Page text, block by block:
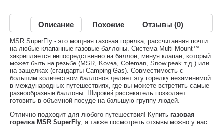
Описание Похожие Отзывы (0)
MSR SuperFly - это мощная газовая горелка, рассчитанная почти
на любые клапанные газовые баллоны. Система Multi-Моunt™
закрепляется непосредственно на баллон, минуя клапан, который
может быть на резьбе (MSR, Kovea, Coleman, Snow peak т.д.) или
на защелках (стандарты Camping Gas). Совместимость с
большим количеством баллонов делает эту горелку незаменимой
в международных путешествиях, где вы можете встретить самые
разнообразные баллоны. Широкий рассекатель позволяет
готовить в объемной посуде на большую группу людей.
Отлично подходит для любого путешествия! Купить газовая
горелка MSR SuperFly, а также посмотреть отзывы можно у нас